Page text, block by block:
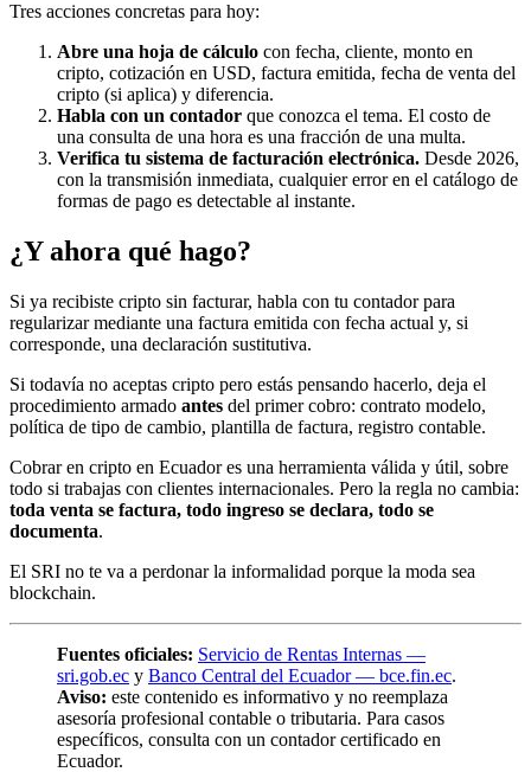
Tres acciones concretas para hoy:
Abre una hoja de cálculo con fecha, cliente, monto en
cripto, cotización en USD, factura emitida, fecha de venta del
cripto (si aplica) y diferencia.
Habla con un contador que conozca el tema. El costo de
una consulta de una hora es una fracción de una multa.
Verifica tu sistema de facturación electrónica. Desde 2026,
con la transmisión inmediata, cualquier error en el catálogo de
formas de pago es detectable al instante.
¿Y ahora qué hago?
Si ya recibiste cripto sin facturar, habla con tu contador para
regularizar mediante una factura emitida con fecha actual y, si
corresponde, una declaración sustitutiva.
Si todavía no aceptas cripto pero estás pensando hacerlo, deja el
procedimiento armado antes del primer cobro: contrato modelo,
política de tipo de cambio, plantilla de factura, registro contable.
Cobrar en cripto en Ecuador es una herramienta válida y útil, sobre
todo si trabajas con clientes internacionales. Pero la regla no cambia:
toda venta se factura, todo ingreso se declara, todo se
documenta.
El SRI no te va a perdonar la informalidad porque la moda sea
blockchain.
Fuentes oficiales: Servicio de Rentas Internas —
sri.gob.ec y Banco Central del Ecuador — bce.fin.ec.
Aviso: este contenido es informativo y no reemplaza
asesoría profesional contable o tributaria. Para casos
específicos, consulta con un contador certificado en
Ecuador.